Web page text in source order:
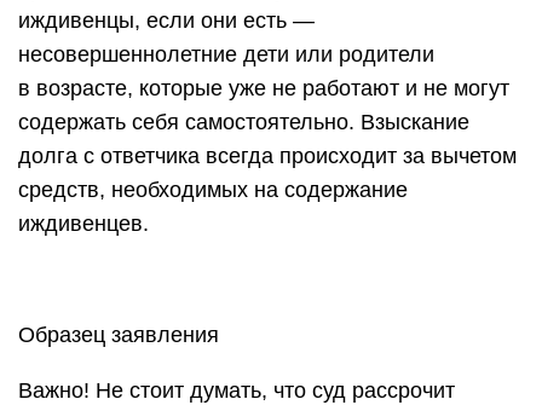
иждивенцы, если они есть —
несовершеннолетние дети или родители
в возрасте, которые уже не работают и не могут
содержать себя самостоятельно. Взыскание
долга с ответчика всегда происходит за вычетом
средств, необходимых на содержание
иждивенцев.
Образец заявления
Важно! Не стоит думать, что суд рассрочит